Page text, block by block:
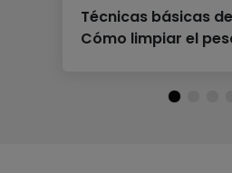
Técnicas básicas
Cómo limpiar el